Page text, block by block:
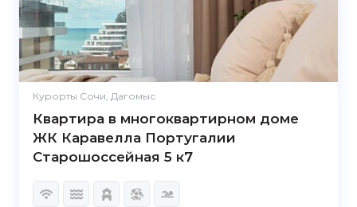
Курорты Сочи, Дагомыс
Квартира в многоквартирном доме
ЖК Каравелла Португалии
Старошоссейная 5 к7